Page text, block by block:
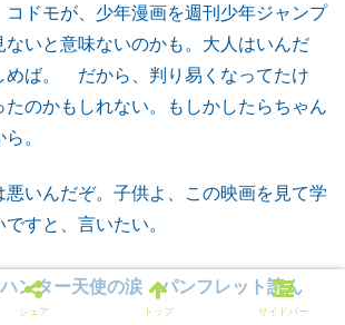
コドモが、少年漫画を週刊少年ジャンプ
ないと意味ないのかも。大人はいんだ
めば。 だから、判り易くなってたけ
たのかもしれない。もしかしたらちゃん
。
悪いんだぞ。子供よ、この映画を見て学
すと、言いたい。
ンター天使の涙 パンフレット読ん
シェア トップ サイドバー